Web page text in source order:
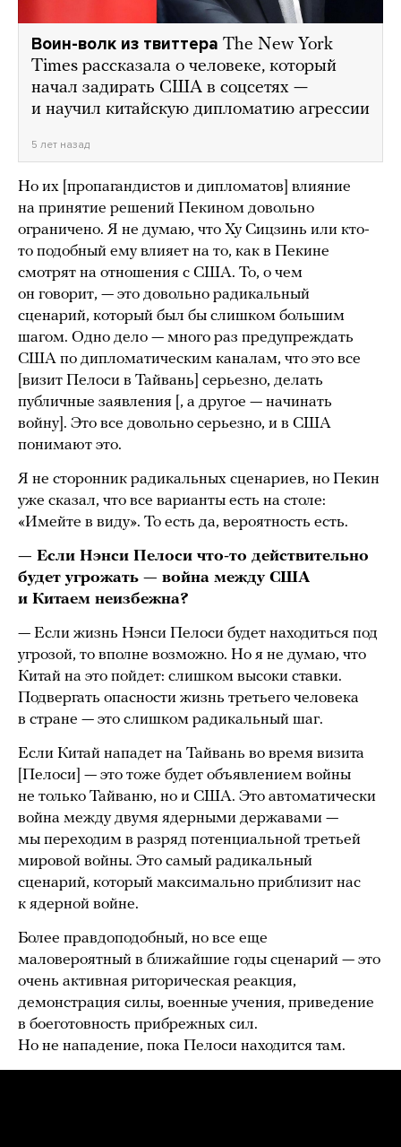
Воин-волк из твиттера The New York
Times рассказала о человеке, который
начал задирать США в соцсетях —
и научил китайскую дипломатию агрессии
5 лет назад
Но их [пропагандистов и дипломатов] влияние
на принятие решений Пекином довольно
ограничено. Я не думаю, что Ху Сицзинь или кто-
то подобный ему влияет на то, как в Пекине
смотрят на отношения с США. То, о чем
он говорит, — это довольно радикальный
сценарий, который был бы слишком большим
шагом. Одно дело — много раз предупреждать
США по дипломатическим каналам, что это все
[визит Пелоси в Тайвань] серьезно, делать
публичные заявления [, а другое — начинать
войну]. Это все довольно серьезно, и в США
понимают это.
Я не сторонник радикальных сценариев, но Пекин
уже сказал, что все варианты есть на столе:
«Имейте в виду». То есть да, вероятность есть.
— Если Нэнси Пелоси что-то действительно
будет угрожать — война между США
и Китаем неизбежна?
— Если жизнь Нэнси Пелоси будет находиться под
угрозой, то вполне возможно. Но я не думаю, что
Китай на это пойдет: слишком высоки ставки.
Подвергать опасности жизнь третьего человека
в стране — это слишком радикальный шаг.
Если Китай нападет на Тайвань во время визита
[Пелоси] — это тоже будет объявлением войны
не только Тайваню, но и США. Это автоматически
война между двумя ядерными державами —
мы переходим в разряд потенциальной третьей
мировой войны. Это самый радикальный
сценарий, который максимально приблизит нас
к ядерной войне.
Более правдоподобный, но все еще
маловероятный в ближайшие годы сценарий — это
очень активная риторическая реакция,
демонстрация силы, военные учения, приведение
в боеготовность прибрежных сил.
Но не нападение, пока Пелоси находится там.